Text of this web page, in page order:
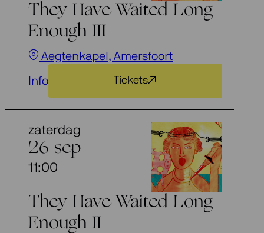
They Have Waited Long
Enough III
Aegtenkapel, Amersfoort
Info Tickets
zaterdag
26 sep
11:00
They Have Waited Long
Enough II